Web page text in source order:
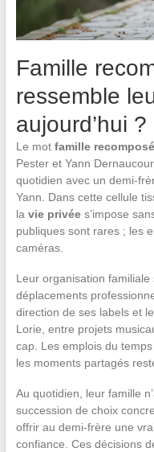
Famille
ressemble
aujourd’hui ?
Le mot famille
Pester et Yann
quotidien avec un demi-
Yann. Dans cette cellule
la vie privées’impose
publiques sont rares ; les
caméras.
Leur organisation familiale
déplacements
direction de ses labels et
Lorie, entre projets
cap. Les emplois du
les moments partagés
Au quotidien, leur famille
succession de choix
offrir au demi-frère une
confiance. Ces décisions